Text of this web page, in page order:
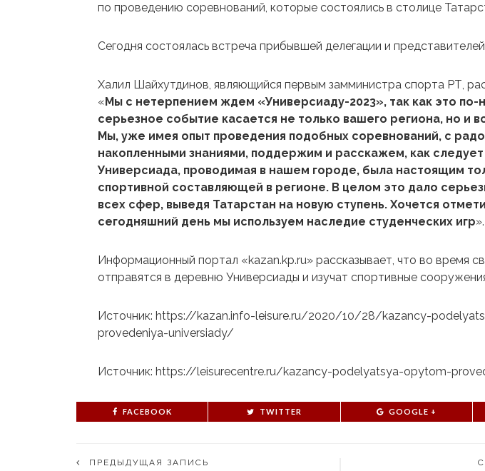
по проведению соревнований, которые состоялись в столице
Сегодня состоялась встреча прибывшей делегации и
Халил Шайхутдинов, являющийся первым замминистра спорта РТ,
«Мы с нетерпением ждем «Универсиаду-2023», так как это
серьезное событие касается не только вашего региона, но и
Мы, уже имея опыт проведения подобных соревнований, с
накопленными знаниями, поддержим и расскажем, как следует
Универсиада, проводимая в нашем городе, была настоящим
спортивной составляющей в регионе. В целом это дало
всех сфер, выведя Татарстан на новую ступень. Хочется
сегодняшний день мы используем наследие студенческих игр».
Информационный портал «kazan.kp.ru» рассказывает, что во время
отправятся в деревню Универсиады и изучат спортивные
Источник: https://kazan.info-leisure.ru/2020/10/28/kazancy-
provedeniya-universiady/
Источник: https://leisurecentre.ru/kazancy-podelyatsya-opytom-
FACEBOOK TWITTER GOOGLE +
ПРЕДЫДУЩАЯ ЗАПИСЬ